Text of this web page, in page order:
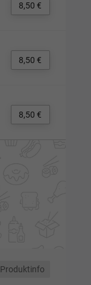
8,50 €
8,50 €
8,50 €
Produktinfo